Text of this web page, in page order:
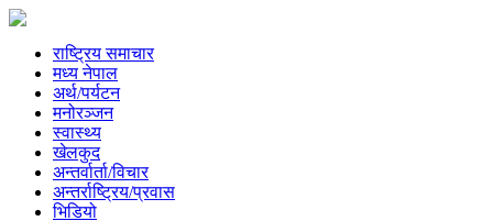
राष्ट्रिय समाचार
मध्य नेपाल
अर्थ/पर्यटन
मनोरञ्जन
स्वास्थ्य
खेलकुद
अन्तर्वार्ता/विचार
अन्तर्राष्ट्रिय/प्रवास
भिडियो